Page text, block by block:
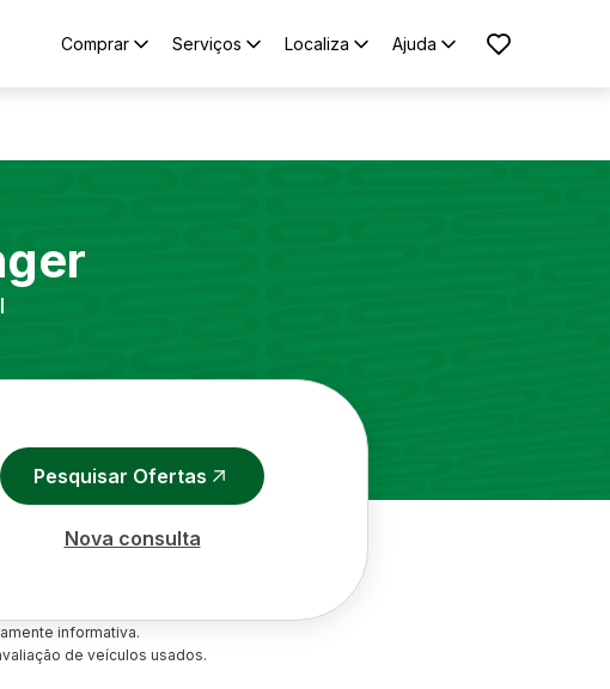
Comprar Serviços Localiza Ajuda
Pesquisar Ofertas
Nova consulta
informativa.
de veículos usados.